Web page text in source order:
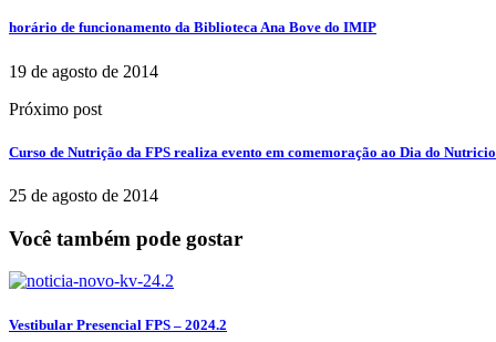
horário de funcionamento da Biblioteca Ana Bove do IMIP
19 de agosto de 2014
Próximo post
Curso de Nutrição da FPS realiza evento em comemoração ao Dia do
25 de agosto de 2014
Você também pode gostar
Vestibular Presencial FPS – 2024.2